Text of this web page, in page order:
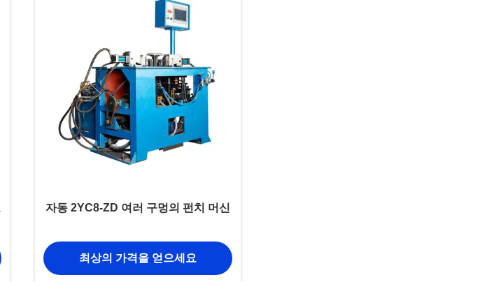
자동 2YC8-ZD 여러 구멍의 펀치 머신
최상의 가격을 얻으세요